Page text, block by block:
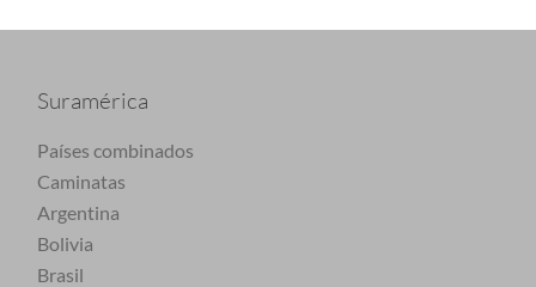
Suramérica
Países combinados
Caminatas
Argentina
Bolivia
Brasil